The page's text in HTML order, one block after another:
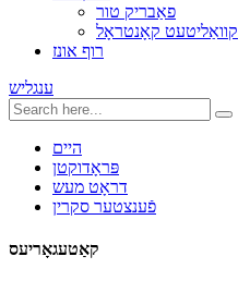
פאַבריק טור
קוואַליטעט קאָנטראָל
רוף אונז
ענגליש
היים
פּראָדוקטן
דראָט מעש
פֿענצטער סקרין
קאַטעגאָריעס